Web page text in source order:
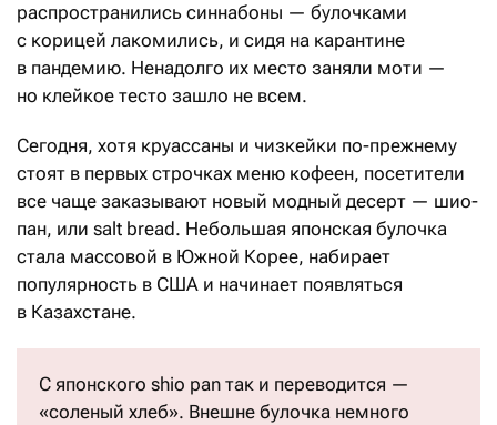
распространились синнабоны — булочками
с корицей лакомились, и сидя на карантине
в пандемию. Ненадолго их место заняли моти —
но клейкое тесто зашло не всем.
Сегодня, хотя круассаны и чизкейки по-прежнему
стоят в первых строчках меню кофеен, посетители
все чаще заказывают новый модный десерт — шио-
пан, или salt bread. Небольшая японская булочка
стала массовой в Южной Корее, набирает
популярность в США и начинает появляться
в Казахстане.
С японского shio pan так и переводится —
«соленый хлеб». Внешне булочка немного